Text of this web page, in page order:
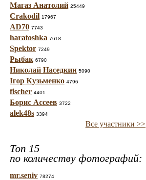
Магаз Анатолий 25449
Crakodil 17967
AD70 7743
haratoshka 7618
Spektor 7249
Рыбак 6790
Николай Наседкин 5090
Ігор Кузьменко 4796
fischer 4401
Борис Ассеев 3722
alek48s 3394
Все участники >>
Топ 15
по количеству фотографий:
mr.seniv 78274